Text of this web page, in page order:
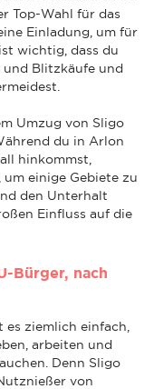
Top-Wahl für das
Einladung, um für
wichtig, dass du
und Blitzkäufe und
Umzug von Sligo
du in Arlon
hinkommst,
einige Gebiete zu
den Unterhalt
Einfluss auf die
Bürger, nach
ziemlich einfach,
arbeiten und
Denn Sligo
von